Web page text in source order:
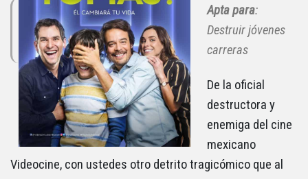
Apta para:
Destruir jóvenes
carreras
De la oficial
destructora y
enemiga del cine
mexicano
Videocine, con ustedes otro detrito tragicómico que al